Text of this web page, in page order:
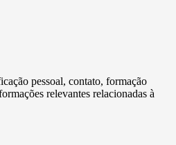
pessoal, contato, formação
relevantes relacionadas à